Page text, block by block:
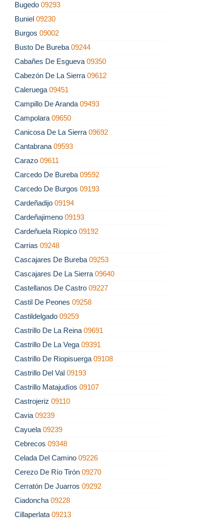
Bugedo 09293
Buniel 09230
Burgos 09002
Busto De Bureba 09244
Cabañes De Esgueva 09350
Cabezón De La Sierra 09612
Caleruega 09451
Campillo De Aranda 09493
Campolara 09650
Canicosa De La Sierra 09692
Cantabrana 09593
Carazo 09611
Carcedo De Bureba 09592
Carcedo De Burgos 09193
Cardeñadijo 09194
Cardeñajimeno 09193
Cardeñuela Riopico 09192
Carrias 09248
Cascajares De Bureba 09253
Cascajares De La Sierra 09640
Castellanos De Castro 09227
Castil De Peones 09258
Castildelgado 09259
Castrillo De La Reina 09691
Castrillo De La Vega 09391
Castrillo De Riopisuerga 09108
Castrillo Del Val 09193
Castrillo Matajudíos 09107
Castrojeriz 09110
Cavia 09239
Cayuela 09239
Cebrecos 09348
Celada Del Camino 09226
Cerezo De Río Tirón 09270
Cerratón De Juarros 09292
Ciadoncha 09228
Cillaperlata 09213